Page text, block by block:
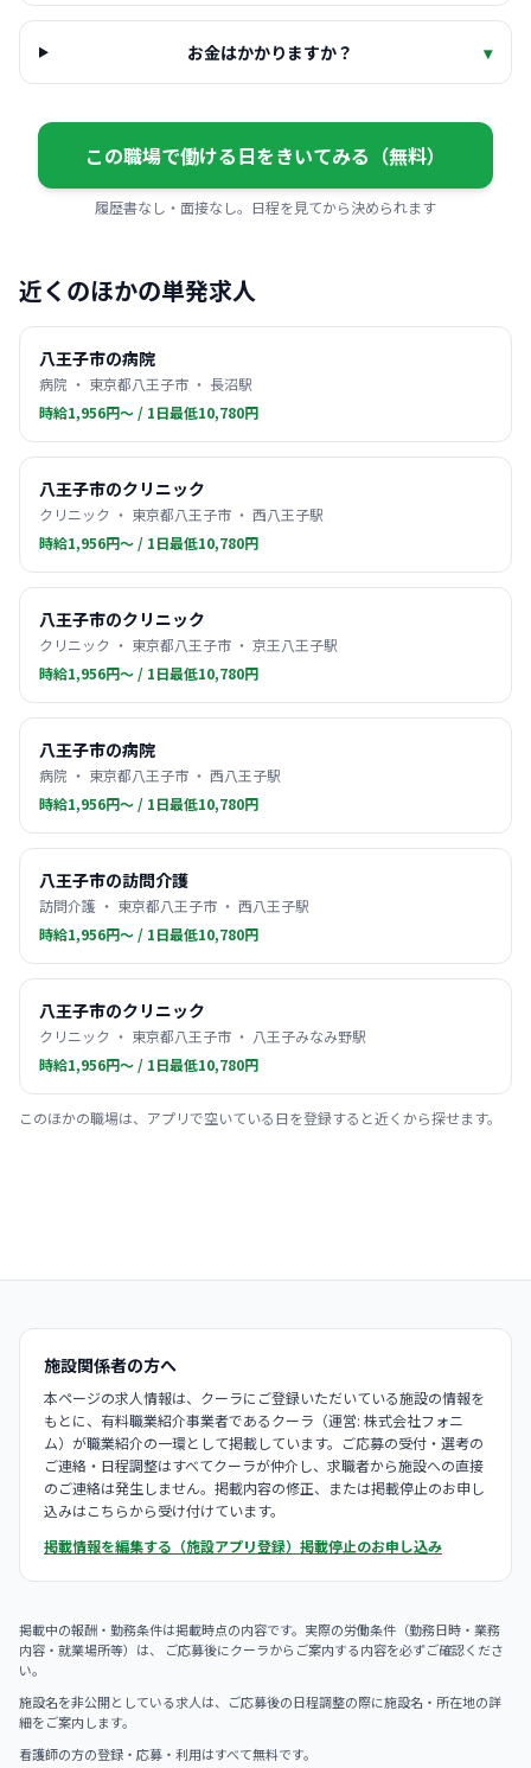
お金はかかりますか？ ▾
この職場で働ける日をきいてみる（無料）
履歴書なし・面接なし。日程を見てから決められます
近くのほかの単発求人
八王子市の病院
病院 ・ 東京都八王子市 ・ 長沼駅
時給1,956円〜 / 1日最低10,780円
八王子市のクリニック
クリニック ・ 東京都八王子市 ・ 西八王子駅
時給1,956円〜 / 1日最低10,780円
八王子市のクリニック
クリニック ・ 東京都八王子市 ・ 京王八王子駅
時給1,956円〜 / 1日最低10,780円
八王子市の病院
病院 ・ 東京都八王子市 ・ 西八王子駅
時給1,956円〜 / 1日最低10,780円
八王子市の訪問介護
訪問介護 ・ 東京都八王子市 ・ 西八王子駅
時給1,956円〜 / 1日最低10,780円
八王子市のクリニック
クリニック ・ 東京都八王子市 ・ 八王子みなみ野駅
時給1,956円〜 / 1日最低10,780円
このほかの職場は、アプリで空いている日を登録すると近くから探せます。
施設関係者の方へ
本ページの求人情報は、クーラにご登録いただいている施設の情報を
もとに、有料職業紹介事業者であるクーラ（運営: 株式会社フォニ
ム）が職業紹介の一環として掲載しています。ご応募の受付・選考の
ご連絡・日程調整はすべてクーラが仲介し、求職者から施設への直接
のご連絡は発生しません。掲載内容の修正、または掲載停止のお申し
込みはこちらから受け付けています。
掲載情報を編集する（施設アプリ登録） 掲載停止のお申し込み
掲載中の報酬・勤務条件は掲載時点の内容です。実際の労働条件（勤務日時・業務
内容・就業場所等）は、 ご応募後にクーラからご案内する内容を必ずご確認くださ
い。
施設名を非公開としている求人は、ご応募後の日程調整の際に施設名・所在地の詳
細をご案内します。
看護師の方の登録・応募・利用はすべて無料です。